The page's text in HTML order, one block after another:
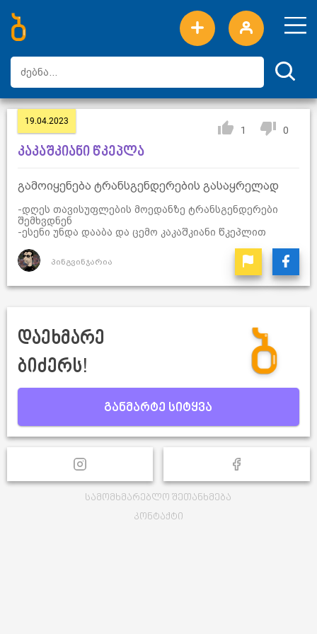
ახალი სიტყვები
ტოპ სიტყვები
დღის ტოპ სიტყვები
ტოპ მომხმარებლები
19.04.2023
1 0
კაკაშკიანი წკეპლა
გამოიყენება ტრანსგენდერების გასაყრელად
-დღეს თავისუფლების მოედანზე ტრანსგენდერები
შემხვდნენ
-ესენი უნდა დააბა და ცემო კაკაშკიანი წკეპლით
პინგვინჯარია
დაეხმარე
ბიძერს!
განმარტე სიტყვა
სამომხმარებლო შეთანხმება
კონტაქტი